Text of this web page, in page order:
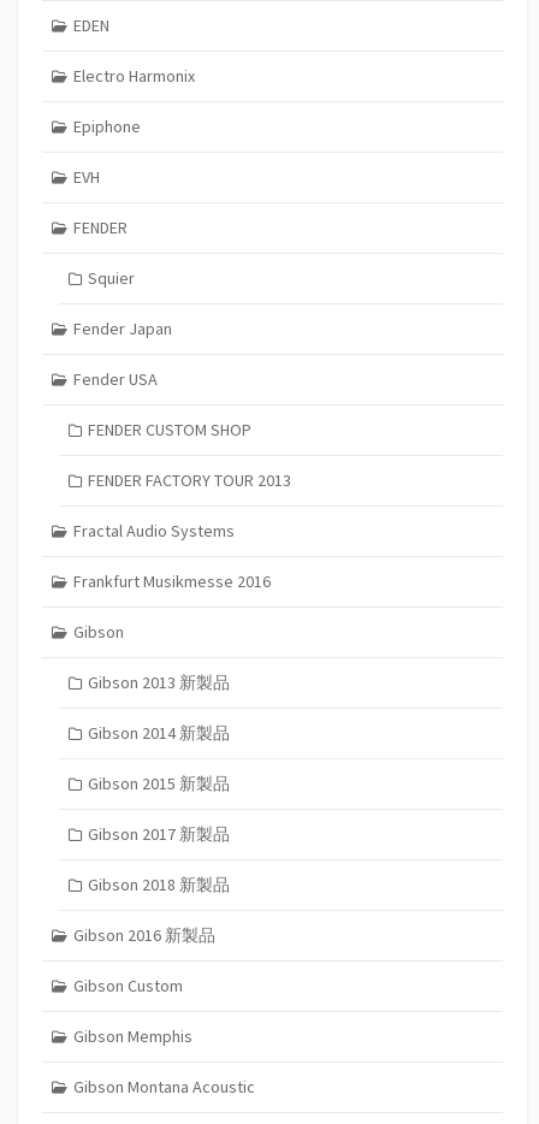
EDEN
Electro Harmonix
Epiphone
EVH
FENDER
Squier
Fender Japan
Fender USA
FENDER CUSTOM SHOP
FENDER FACTORY TOUR 2013
Fractal Audio Systems
Frankfurt Musikmesse 2016
Gibson
Gibson 2013 新製品
Gibson 2014 新製品
Gibson 2015 新製品
Gibson 2017 新製品
Gibson 2018 新製品
Gibson 2016 新製品
Gibson Custom
Gibson Memphis
Gibson Montana Acoustic